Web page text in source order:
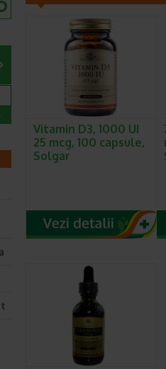
Vitamin D3, 1000 UI
25 mcg, 100 capsule,
Solgar